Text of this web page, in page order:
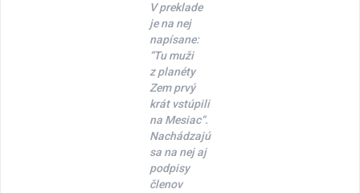
V preklade
je na nej
napísane:
“Tu muži
z planéty
Zem prvý
krát vstúpili
na Mesiac“.
Nachádzajú
sa na nej aj
podpisy
členov